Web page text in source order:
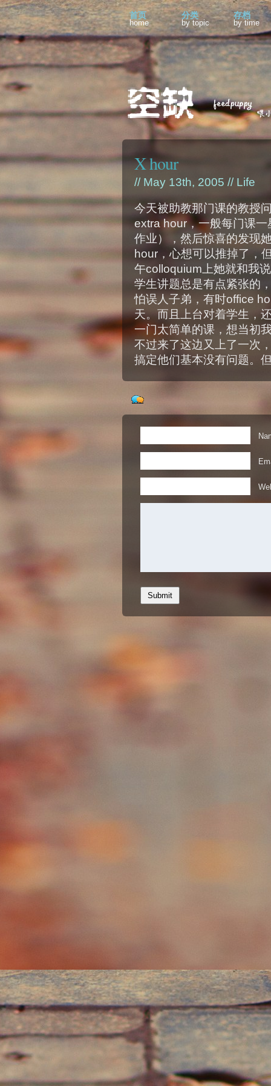
首页
home
分类
by topic
存档
by time
X hour
// May 13th, 2005 // Life
今天被助教那门课的教授
extra hour，一般每门课
作业），然后惊喜的发现
hour，心想可以推掉了，
午colloquium上她就和我
学生讲题总是有点紧张的
怕误人子弟，有时office
天。而且上台对着学生，
一门太简单的课，想当初
不过来了这边又上了一次
搞定他们基本没有问题。